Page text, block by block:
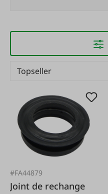
#FA44879
Joint de rechange